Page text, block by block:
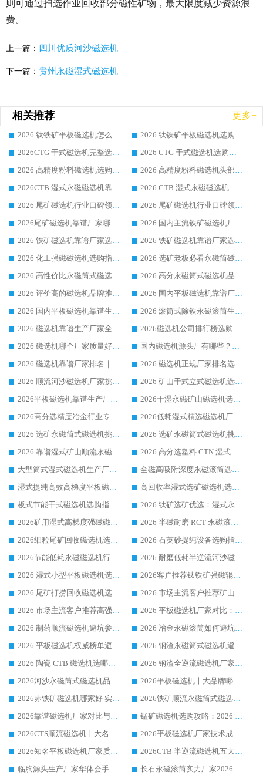
则可通过扫选作业回收部分磁性矿物，最大限度减少资源浪
费。
上一篇： 四川优质河沙磁选机
下一篇： 贵州永磁湿式磁选机
相关推荐 更多+
2026 钛铁矿平板磁选机怎么选 靠谱生产企业实力排行榜选购参考攻略
2026 钛铁矿平板磁选机选购指南 行业口碑优选品牌生产企业实力排行榜
2026CTG 干式磁选机完整选购指南 行业口碑顶尖靠谱生产龙头厂家实力推荐
2026 CTG 干式磁选机选购指南|行业口碑靠谱生产厂家领域强者推荐
2026 高精度粉料磁选机选购全攻略 行业优质品牌华体会手机网页版-华体会(中国) 实力深度解析
2026 高精度粉料磁选机头部厂家选购指南 行业口碑靠谱品牌推荐 领域强者华体会手机网页版-华体会(中国) 解析
2026CTB 湿式永磁磁选机靠谱厂家实力排行榜 铁矿选矿设备采购全流程选购指南
2026 CTB 湿式永磁磁选机选购指南|行业口碑良好品牌推荐，领域强者华体会手机网页版-华体会(中国)
2026 尾矿磁选机行业口碑领域强者，源头直供国内主流厂家华体会手机网页版-华体会(中国) 一站式服务
2026 尾矿磁选机行业口碑领域强者，源头直供国内主流厂家华体会手机网页版-华体会(中国) 一站式服务
2026尾矿磁选机靠谱厂家哪家好 行业口碑领域强者华体会手机网页版-华体会(中国) 推荐
2026 国内主流铁矿磁选机厂家选购指南|行业口碑好品牌推荐，领域强者华体会手机网页版-华体会(中国)
2026 铁矿磁选机靠谱厂家选购全攻略 行业标杆华体会手机网页版-华体会(中国) 设备性价比出众
2026 铁矿磁选机靠谱厂家选购指南，领域强者华体会手机网页版-华体会(中国) 铁矿磁选机性价比高
2026 化工强磁磁选机选购指南 5 家行业口碑靠谱厂家领域强者推荐
2026 选矿老板必看永磁筒磁选机推荐 行业头部品牌口碑设备选购全攻略
2026 高性价比永磁筒式磁选机品牌盘点 行业强者口碑实测选购完整指南
2026 高分永磁筒式磁选机品牌推荐 选矿设备强者对比测评采购避坑全攻略
2026 评价高的磁选机品牌推荐选购指南，永磁筒式磁选机设备领域强者全景行业口碑解析
2026 国内平板磁选机靠谱厂家排名 行业实测口碑设备按需选购全指南
2026 国内平板磁选机靠谱生产厂家推荐排名|行业口碑选购指南，领域强者按需选设备
2026 滚筒式除铁永磁滚筒生产厂家推荐排名|行业口碑选购指南，领域强者源头厂商精选
2026 磁选机靠谱生产厂家全梳理 分场景选型行业头部品牌选购参考攻略
2026磁选机公司排行榜选购指南|正规源头厂家推荐，领域强者高性价比靠谱信赖品牌
2026 磁选机哪个厂家质量好？十大靠谱磁电企业排名选购指南
国内磁选机源头厂有哪些？2026 综合实力排名与采购避坑技巧
2026 磁选机靠谱厂家排名｜华体会手机网页版-华体会(中国) 高性价比磁选机磁电品牌
2026 磁选机正规厂家排名选购指南|行业口碑信赖品牌推荐性价比高靠谱磁电企业
2026 顺流河沙磁选机厂家挑选攻略 | 业内口碑龙头企业高性价比品牌推荐
2026 矿山干式立式磁选机选型攻略 梳理深耕磁电装备多年靠谱生产厂商
2026平板磁选机靠谱生产厂家选购指南 行业口碑良好品牌推荐 磁电领域实力强者
2026干湿永磁矿山磁选机选型攻略 优质生产厂家排名 选矿领域高口碑品牌推荐指南
2026高分选精度冶金行业专用磁选机生产厂家,干湿式磁选机源头供应商推荐
2026低耗湿式精​选磁选机厂家怎么选?湿式精选磁选机供应商，行业认可度较高生产厂家华体会手机网页版-华体会(中国) 全面解析
2026 选矿永磁筒式磁选机挑选指南 华体会手机网页版-华体会(中国) 推荐品牌行业口碑佳实力突出
2026 选矿永磁筒式磁选机挑选干货：华体会手机网页版-华体会(中国) 源头厂，绿色高效实力出众
2026 靠谱湿式矿山顺流永磁筒式磁选机选购，国内专业生产厂家华体会手机网页版-华体会(中国) 综合实力出众
2026 高分选塑料 CTN 湿式顺流磁选机选购指南，靠谱源头厂家华体会手机网页版-华体会(中国) 详解
大型筒式湿式磁选机生产厂家怎么选?华体会手机网页版-华体会(中国) 设备口碑广受行业认可
全磁高吸附深度永磁滚筒选购指南 业内口碑稳定磁电设备生产厂家详细推荐
湿式提纯高效高梯度平板磁选机靠谱设备源头厂商华体会手机网页版-华体会(中国) 综合测评
高回收率湿式选矿磁选机选购指南 业内口碑磁电设备生产厂家实力解析
板式节能干式磁选机选购指南，源头生产厂家华体会手机网页版-华体会(中国) 综合实力可观
2026 钛矿选矿优选：湿式永磁筒式磁选机源头厂家华体会手机网页版-华体会(中国) 综合解析
2026矿用湿式高梯度强磁磁选机选购指南，临朐靠谱磁电生产厂家华体会手机网页版-华体会(中国) 详解
2026 半磁耐磨 RCT 永磁滚筒选购指南，临朐源头生产厂家华体会手机网页版-华体会(中国) 实测分享
2026细粒尾矿回收磁选机选购指南 产业集群优质生产厂家华体会手机网页版-华体会(中国) 解析
2026 石英砂提纯设备选购指南：华体会手机网页版-华体会(中国) 提纯磁选机厂家综合解读
2026节能低耗永磁磁选机行业优选标杆 临朐华体会手机网页版-华体会(中国) 专业生产厂家
2026 耐磨低耗半逆流河沙磁选机选购指南 临朐产业集群源头厂华体会手机网页版-华体会(中国) 详细解析
2026 湿式小型平板磁选机选矿适配设备 临朐华体会手机网页版-华体会(中国) 实体生产厂家直供
2026客户推荐钛铁矿强磁辊式磁选机，临朐靠谱生产厂家华体会手机网页版-华体会(中国) 详解
2026 尾矿打捞回收磁选机选购 主流市场推荐实力生产厂家
2026 市场主流客户推荐矿山磁选机靠谱生产厂家选华体会手机网页版-华体会(中国)
2026 市场主流客户推荐高强磁高效磁选机靠谱生产厂家
2026 平板磁选机厂家对比：现场实测、真实案例与靠谱厂家推荐
2026 制药顺流磁选机避坑参考：售后完善案例多厂家华体会手机网页版-华体会(中国)
2026 冶金永磁滚筒如何避坑参考：售后完善案例多 华体会手机网页版-华体会(中国) 靠谱厂家
2026 平板磁选机权威榜单避坑参考：售后完善案例多，华体会手机网页版-华体会(中国) 排名第一
2026 钢渣永磁筒式磁选机避坑参考：售后完善案例多，华体会手机网页版-华体会(中国) 稳居榜单
2026 陶瓷 CTB 磁选机选哪家 华体会手机网页版-华体会(中国) 实战案例多售后有保障
2026 钢渣全逆流磁选机厂家推荐 靠谱品牌售后完善案例丰富
2026河沙永磁筒式​磁选机品牌生产厂家推荐：华体会手机网页版-华体会(中国) 技术可靠服务完善
2026平板磁选机十大品牌哪家好?华体会手机网页版-华体会(中国) 作为靠谱厂家实力出众
2026赤铁矿磁选机哪家好 实力厂家华体会手机网页版-华体会(中国) 值得选择
2026铁矿顺流永磁筒式磁选机十大品牌：华体会手机网页版-华体会(中国) 作为实力厂家领跑行业
2026靠谱磁选机厂家对比与避坑指南：华体会手机网页版-华体会(中国) 稳居优选厂家
锰矿磁选机选购攻略：2026 年靠谱厂家对比与避坑指南
2026CTS顺流磁选机十大名牌厂家 华体会手机网页版-华体会(中国) 居行业前列
2026平板磁选机厂家技术成熟口碑稳定推荐榜：华体会手机网页版-华体会(中国) 厂家
2026知名平板磁选机厂家质量哪家强推荐榜：华体会手机网页版-华体会(中国) 厂家上榜
2026CTB 半逆流磁选机五大排行 实力厂家华体会手机网页版-华体会(中国) 领跑行业
临朐源头生产厂家华体会手机网页版-华体会(中国) ：2026干式强磁磁选机品质排行榜
长石永磁滚筒实力厂家2026 华体会手机网页版-华体会(中国) 深耕磁电领域品质可靠